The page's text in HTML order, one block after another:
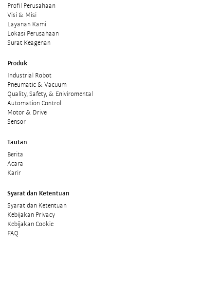
Profil Perusahaan
Visi & Misi
Layanan Kami
Lokasi Perusahaan
Surat Keagenan
Produk
Industrial Robot
Pneumatic & Vacuum
Quality, Safety, & Eniviromental
Automation Control
Motor & Drive
Sensor
Tautan
Berita
Acara
Karir
Syarat dan Ketentuan
Syarat dan Ketentuan
Kebijakan Privacy
Kebijakan Cookie
FAQ